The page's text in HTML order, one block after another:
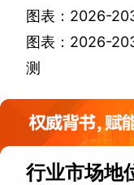
图表： 2026-
图表： 2026-
测
行业市场地